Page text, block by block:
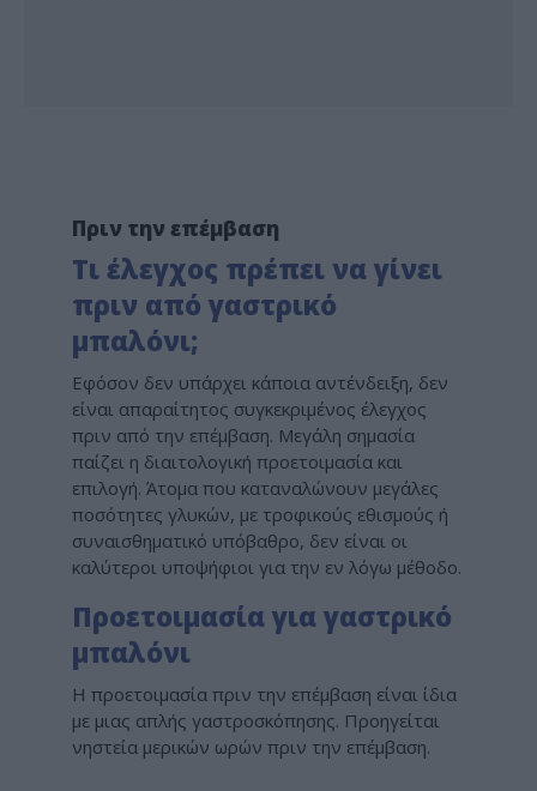
Πριν την επέμβαση
Τι έλεγχος πρέπει να γίνει
πριν από γαστρικό
μπαλόνι;
Εφόσον δεν υπάρχει κάποια αντένδειξη, δεν
είναι απαραίτητος συγκεκριμένος έλεγχος
πριν από την επέμβαση. Μεγάλη σημασία
παίζει η διαιτολογική προετοιμασία και
επιλογή. Άτομα που καταναλώνουν μεγάλες
ποσότητες γλυκών, με τροφικούς εθισμούς ή
συναισθηματικό υπόβαθρο, δεν είναι οι
καλύτεροι υποψήφιοι για την εν λόγω μέθοδο.
Προετοιμασία για γαστρικό
μπαλόνι
Η προετοιμασία πριν την επέμβαση είναι ίδια
με μιας απλής γαστροσκόπησης. Προηγείται
νηστεία μερικών ωρών πριν την επέμβαση.